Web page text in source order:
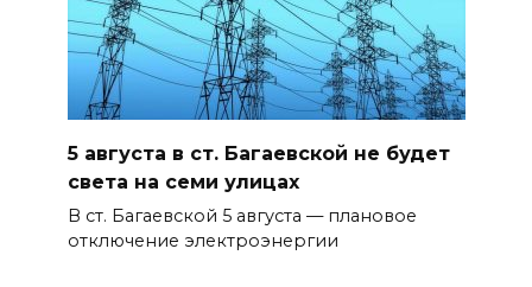
5 августа в ст. Багаевской не будет
света на семи улицах
В ст. Багаевской 5 августа — плановое
отключение электроэнергии